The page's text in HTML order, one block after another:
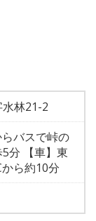
林21-2
らバスで峠の
分 【車】東
ら約10分